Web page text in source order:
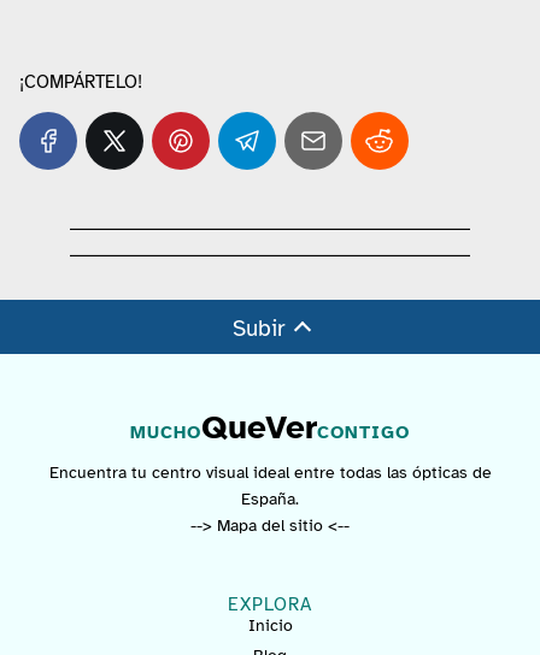
¡COMPÁRTELO!
Subir
MUCHOQueVerCONTIGO
Encuentra tu centro visual ideal entre todas las ópticas de
España.
--> Mapa del sitio <--
EXPLORA
Inicio